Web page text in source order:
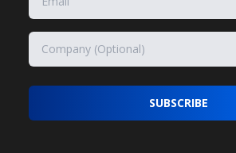
SUBSCRIBE